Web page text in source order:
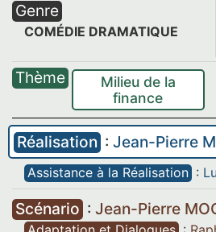
Genre
COMÉDIE DRAMATIQUE
Thème
Milieu de la
finance
Réalisation : Jean-Pierre
Assistance à la Réalisation :
Scénario : Jean-Pierre